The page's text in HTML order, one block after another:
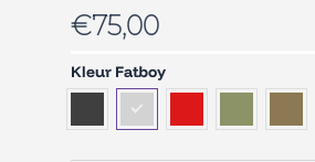
€75,00
Kleur Fatboy
Fatboy
Bolleke